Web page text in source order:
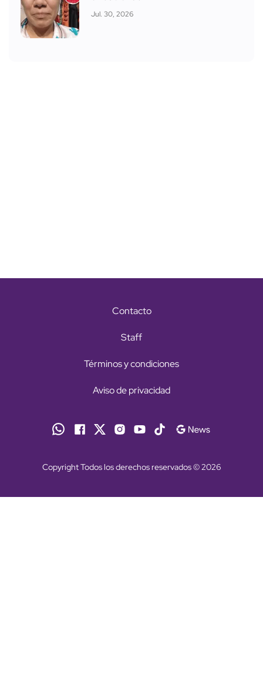
Jul. 30, 2026
Contacto
Staff
Términos y condiciones
Aviso de privacidad
Copyright Todos los derechos reservados © 2026